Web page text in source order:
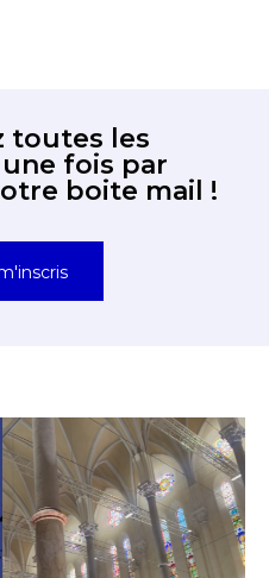
toutes les
fois par
boite mail !